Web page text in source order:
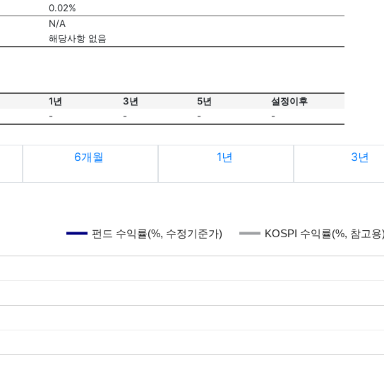
0.02%
N/A
해당사항 없음
1년 3년 5년
설정이후
- - - -
6개월 1년 3년
펀드 수익률(%, 수정기준가) KOSPI 수익률(%, 참고용